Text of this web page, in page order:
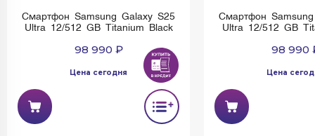
Смартфон Samsung Galaxy S25
Ultra 12/512 GB Titanium Black
98 990 ₽
Цена сегодня
Смартфон
Ultra 12/512 GB
98 990
Цена